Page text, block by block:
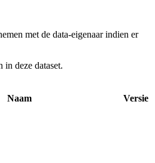
met de data-eigenaar indien er
in deze dataset.
Naam
Versie